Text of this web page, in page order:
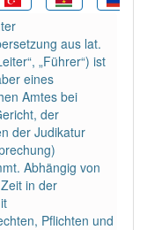
anderen
den Artikel
aus lat.
„Führer“) ist
eines
Amtes bei
der
der Judikatur
Abhängig von
in der
Pflichten und